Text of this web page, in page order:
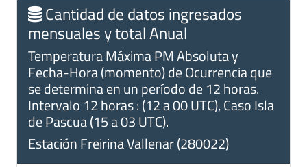
Cantidad de datos ingresados
mensuales y total Anual
Temperatura Máxima PM Absoluta y
Fecha-Hora (momento) de Ocurrencia que
se determina en un período de 12 horas.
Intervalo 12 horas : (12 a 00 UTC), Caso Isla
de Pascua (15 a 03 UTC).
Estación Freirina Vallenar (280022)